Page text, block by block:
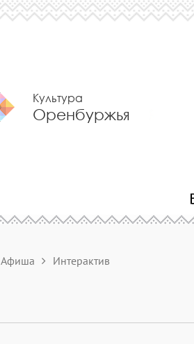
Культура
Оренбуржья
Афиша Интерактив